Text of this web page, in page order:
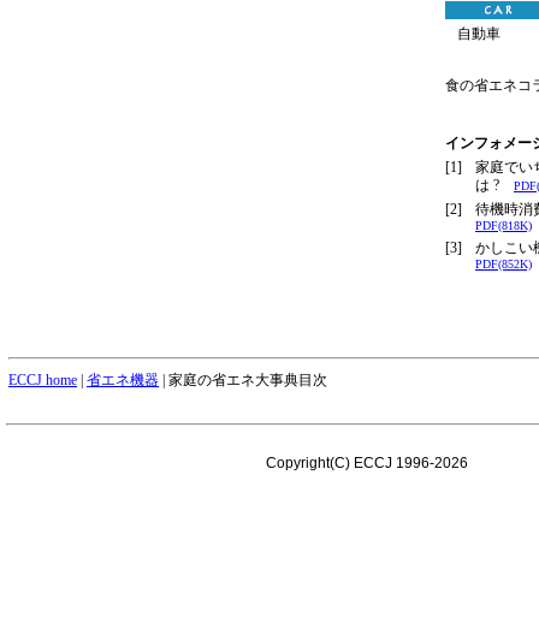
自動車
食の省エネコ
インフォメー
[1]
家庭でい
は ?
[2] 待機時消
PDF(818K)
[3] かしこい
PDF(852K)
ECCJ home 省エネ機器 | 家庭の省エネ大事典目次
Copyright(C) ECCJ 1996-2026